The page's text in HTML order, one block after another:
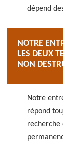
dépend
NOTRE
LES DEUX
NON
Notre
répond
recherche